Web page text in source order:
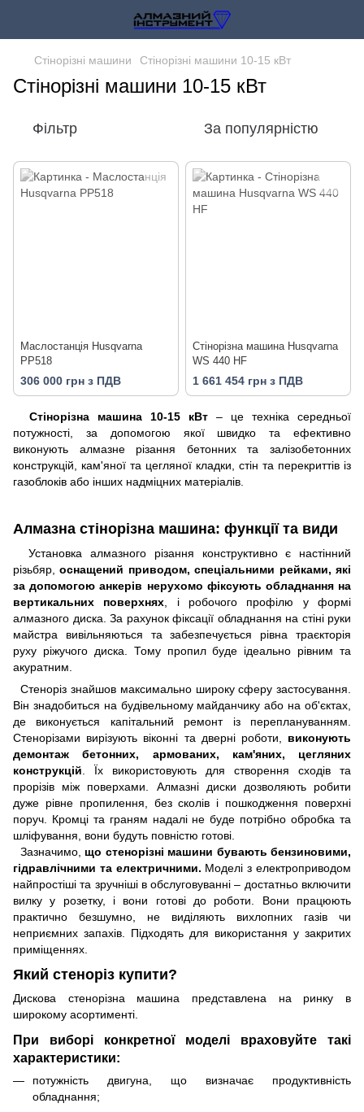
Стінорізні машини Стінорізні машини 10-15 кВт
Стінорізні машини 10-15 кВт
Фільтр За популярністю
Маслостанція Husqvarna
PP518
306 000 грн з ПДВ
Стінорізна машина Husqvarna
WS 440 HF
1 661 454 грн з ПДВ
Стінорізна машина 10-15 кВт – це техніка середньої
потужності, за допомогою якої швидко та ефективно
виконують алмазне різання бетонних та залізобетонних
конструкцій, кам'яної та цегляної кладки, стін та перекриттів із
газоблоків або інших надміцних матеріалів.
Алмазна стінорізна машина: функції та види
Установка алмазного різання конструктивно є настінний
різьбяр,оснащений приводом, спеціальними рейками, які
за допомогою анкерів нерухомо фіксують обладнання на
вертикальних поверхнях , і робочого профілю у формі
алмазного диска. За рахунок фіксації обладнання на стіні руки
майстра вивільняються та забезпечується рівна траєкторія
руху ріжучого диска. Тому пропил буде ідеально рівним та
акуратним.
Стеноріз знайшов максимально широку сферу застосування.
Він знадобиться на будівельному майданчику або на об'єктах,
де виконується капітальний ремонт із переплануванням.
Стенорізами вирізують віконні та дверні роботи, виконують
демонтаж бетонних, армованих, кам'яних, цегляних
конструкцій . Їх використовують для створення сходів та
прорізів між поверхами. Алмазні диски дозволяють робити
дуже рівне пропилення, без сколів і пошкодження поверхні
поруч. Кромці та граням надалі не буде потрібно обробка та
шліфування, вони будуть повністю готові.
Зазначимо, що стенорізні машини бувають бензиновими,
гідравлічними та електричними. Моделі з електроприводом
найпростіші та зручніші в обслуговуванні – достатньо включити
вилку у розетку, і вони готові до роботи. Вони працюють
практично безшумно, не виділяють вихлопних газів чи
неприємних запахів. Підходять для використання у закритих
приміщеннях.
Який стеноріз купити?
Дискова стенорізна машина представлена ​​на ринку в
широкому асортименті.
При виборі конкретної моделі враховуйте такі
характеристики:
потужність двигуна, що визначає продуктивність
обладнання;